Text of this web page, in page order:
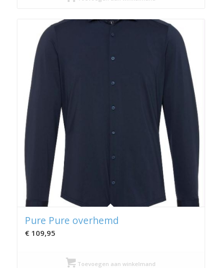
Pure Pure overhemd
€109,95
Toevoegen aan winkelmand